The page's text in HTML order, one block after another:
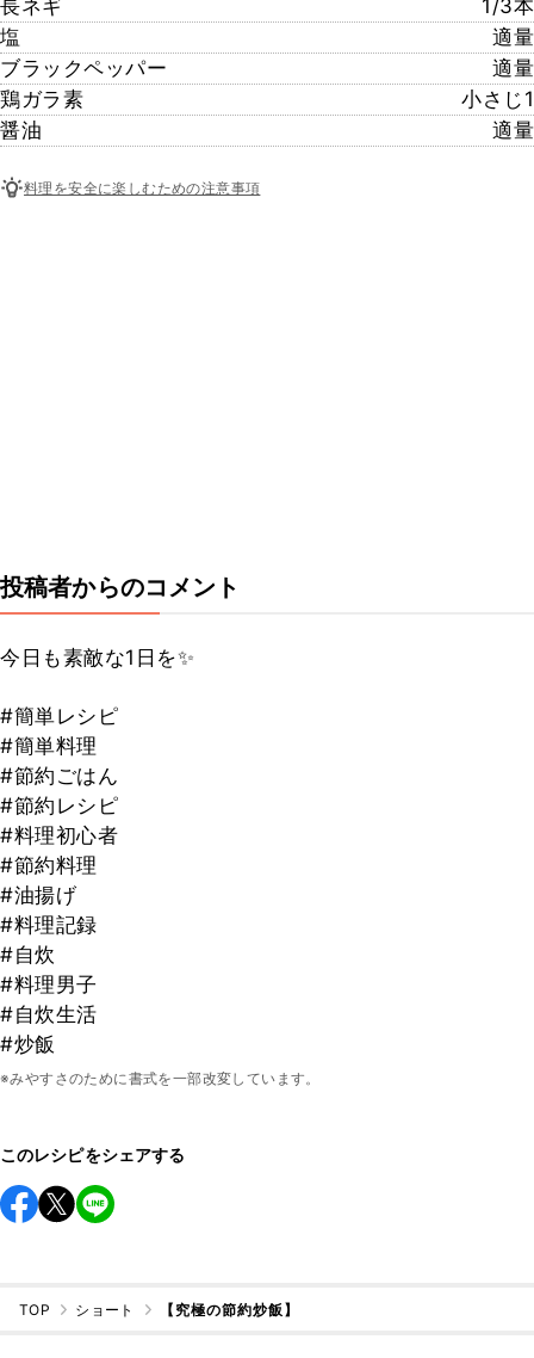
長ネギ
1/3本
塩
適量
ブラックペッパー
適量
鶏ガラ素
小さじ1
醤油
適量
料理を安全に楽しむための注意事項
投稿者からのコメント
今日も素敵な1日を✨
#簡単レシピ
#簡単料理
#節約ごはん
#節約レシピ
#料理初心者
#節約料理
#油揚げ
#料理記録
#自炊
#料理男子
#自炊生活
#炒飯
※みやすさのために書式を一部改変しています。
このレシピをシェアする
TOP ショート 【究極の節約炒飯】